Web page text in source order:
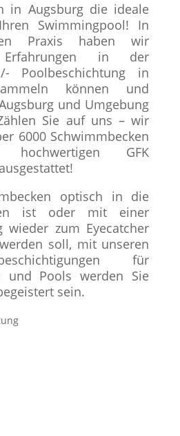
in Augsburg die ideale
Swimmingpool! In
Praxis haben wir
Erfahrungen in der
Poolbeschichtung in
können und
und Umgebung
Sie auf uns – wir
6000 Schwimmbecken
GFK
optisch in die
ist oder mit einer
wieder zum Eyecatcher
soll, mit unseren
für
und Pools werden Sie
sein.